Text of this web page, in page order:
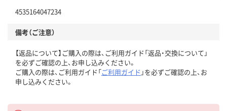
4535164047234
備考（ご注意）
【返品について】ご購入の際は、ご利用ガイド「返品・交換について」
を必ずご確認の上、お申し込みください。
ご購入の際は、ご利用ガイド「ご利用ガイド 」を必ずご確認の上、お
申し込みください。